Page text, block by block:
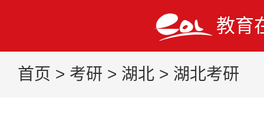
教育
首页 > 考研 > 湖北 > 湖北考研